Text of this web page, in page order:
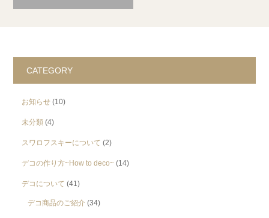
CATEGORY
お知らせ (10)
未分類 (4)
スワロフスキーについて (2)
デコの作り方~How to deco~ (14)
デコについて (41)
デコ商品のご紹介 (34)